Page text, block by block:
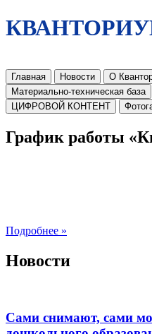
Главная Новости О
Материально-техническая база
ЦИФРОВОЙ КОНТЕНТ
График работы
Подробнее »
Новости
Сами снимают, сами